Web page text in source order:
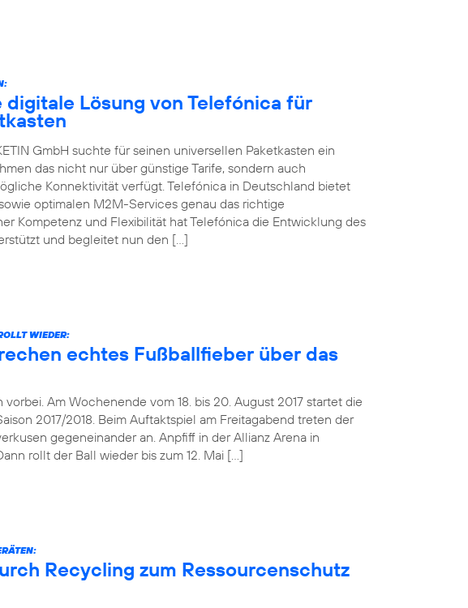
digitale Lösung von Telefónica für
GmbH suchte für seinen universellen Paketkasten ein
das nicht nur über günstige Tarife, sondern auch
Konnektivität verfügt. Telefónica in Deutschland bietet
optimalen M2M-Services genau das richtige
Kompetenz und Flexibilität hat Telefónica die Entwicklung des
und begleitet nun den […]
WIEDER:
echtes Fußballfieber über das
Am Wochenende vom 18. bis 20. August 2017 startet die
2017/2018. Beim Auftaktspiel am Freitagabend treten der
gegeneinander an. Anpfiff in der Allianz Arena in
rollt der Ball wieder bis zum 12. Mai […]
Recycling zum Ressourcenschutz